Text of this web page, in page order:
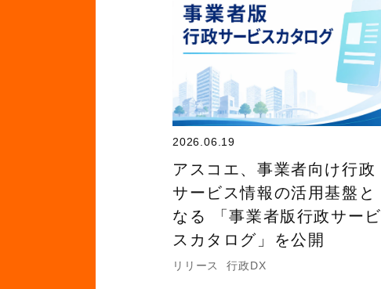
2026.06.19
アスコエ、事業者向け行政
サービス情報の活用基盤と
なる 「事業者版行政サービ
スカタログ」を公開
リリース 行政DX